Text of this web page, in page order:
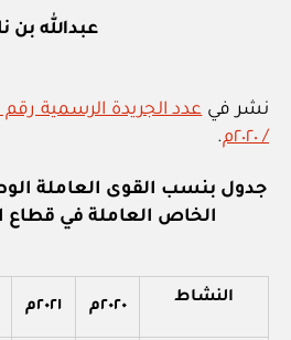
عبدالله بن
نشر في
/ ٢٠٢٠م
.
جدول بنسب القوى العاملة
الخاص العاملة في قطاع
النشاط ٢٠٢٠م ٢٠٢١م